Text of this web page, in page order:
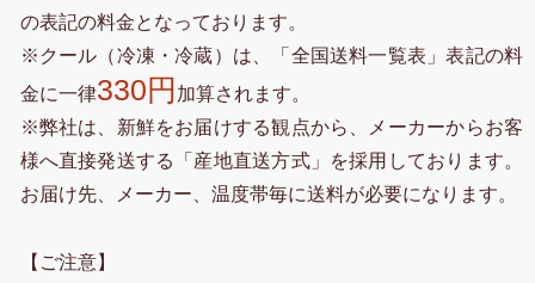
の表記の料金となっております。
※クール（冷凍・冷蔵）は、「全国送料一覧表」表記の料
金に一律330円 加算されます。
※弊社は、新鮮をお届けする観点から、メーカーからお客
様へ直接発送する「産地直送方式」を採用しております。
お届け先、メーカー、温度帯毎に送料が必要になります。
【ご注意】